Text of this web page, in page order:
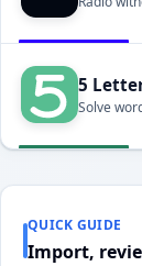
5
Solve
QUICK GUIDE
Import,